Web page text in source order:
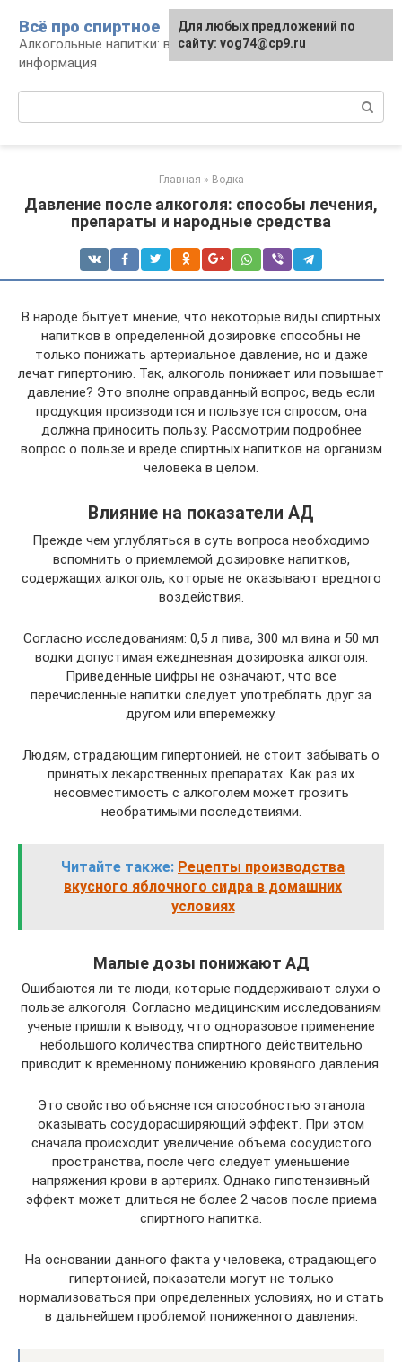
контенту
Всё про спиртное
Алкогольные напитки: виды, рецепты,
информация
Главная » Водка
Давление после алкоголя: способы лечения,
препараты и народные средства
В народе бытует мнение, что некоторые виды спиртных
напитков в определенной дозировке способны не
только понижать артериальное давление, но и даже
лечат гипертонию. Так, алкоголь понижает или повышает
давление? Это вполне оправданный вопрос, ведь если
продукция производится и пользуется спросом, она
должна приносить пользу. Рассмотрим подробнее
вопрос о пользе и вреде спиртных напитков на организм
человека в целом.
Влияние на показатели АД
Прежде чем углубляться в суть вопроса необходимо
вспомнить о приемлемой дозировке напитков,
содержащих алкоголь, которые не оказывают вредного
воздействия.
Согласно исследованиям: 0,5 л пива, 300 мл вина и 50 мл
водки допустимая ежедневная дозировка алкоголя.
Приведенные цифры не означают, что все
перечисленные напитки следует употреблять друг за
другом или вперемежку.
Людям, страдающим гипертонией, не стоит забывать о
принятых лекарственных препаратах. Как раз их
несовместимость с алкоголем может грозить
необратимыми последствиями.
Читайте также: Рецепты производства
вкусного яблочного сидра в домашних
условиях
Малые дозы понижают АД
Ошибаются ли те люди, которые поддерживают слухи о
пользе алкоголя. Согласно медицинским исследованиям
ученые пришли к выводу, что одноразовое применение
небольшого количества спиртного действительно
приводит к временному понижению кровяного давления.
Это свойство объясняется способностью этанола
оказывать сосудорасширяющий эффект. При этом
сначала происходит увеличение объема сосудистого
пространства, после чего следует уменьшение
напряжения крови в артериях. Однако гипотензивный
эффект может длиться не более 2 часов после приема
спиртного напитка.
На основании данного факта у человека, страдающего
гипертонией, показатели могут не только
нормализоваться при определенных условиях, но и стать
в дальнейшем проблемой пониженного давления.
Для любых предложений по
сайту: vog74@cp9.ru